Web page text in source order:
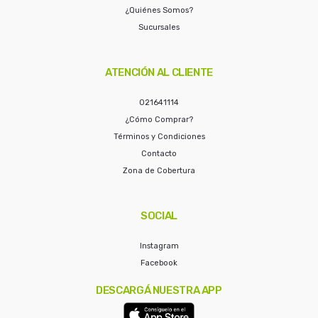
¿Quiénes Somos?
Sucursales
ATENCIÓN AL CLIENTE
021641114
¿Cómo Comprar?
Términos y Condiciones
Contacto
Zona de Cobertura
SOCIAL
Instagram
Facebook
DESCARGÁ NUESTRA APP